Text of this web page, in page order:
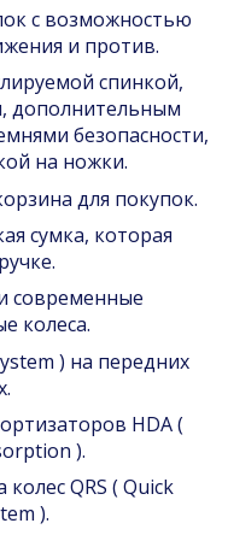
с возможностью
и против.
спинкой,
дополнительным
безопасности,
на ножки.
для покупок.
сумка, которая
современные
колеса.
) на передних
HDA (
).
QRS ( Quick
).